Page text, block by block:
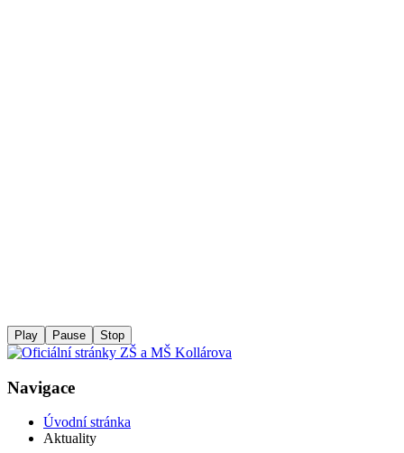
Play Pause Stop
Navigace
Úvodní stránka
Aktuality